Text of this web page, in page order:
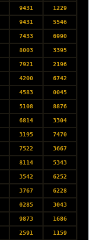
9431 1229
9431 5546
7433 6990
8003 3395
7921 2196
4200 6742
4583 0045
5108 8876
6814 3304
3195 7470
7522 3667
8114 5343
3542 6252
3767 6228
0285 3043
9873 1686
2591 1159